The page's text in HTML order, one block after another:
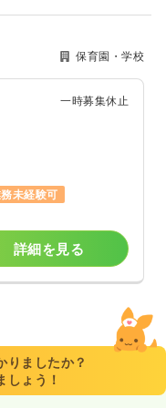
保育園・学校
一時募集休止
未経験可
詳細を見る
りましたか？
しょう！